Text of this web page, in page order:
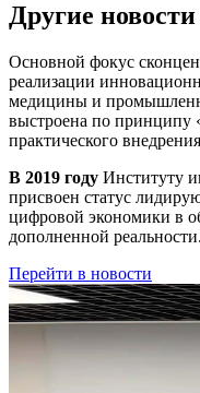
Другие новости
Основной фокус
реализации
медицины и
выстроена по принципу
практического
В 2019 году Институту
присвоен статус
цифровой экономики в
дополненной реальности.
Перейти в новости